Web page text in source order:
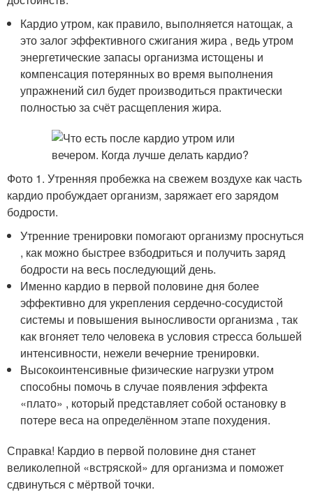
Кардио утром, как правило, выполняется натощак, а
это залог эффективного сжигания жира , ведь утром
энергетические запасы организма истощены и
компенсация потерянных во время выполнения
упражнений сил будет производиться практически
полностью за счёт расщепления жира.
Фото 1. Утренняя пробежка на свежем воздухе как часть
кардио пробуждает организм, заряжает его зарядом
бодрости.
Утренние тренировки помогают организму проснуться
, как можно быстрее взбодриться и получить заряд
бодрости на весь последующий день.
Именно кардио в первой половине дня более
эффективно для укрепления сердечно-сосудистой
системы и повышения выносливости организма , так
как вгоняет тело человека в условия стресса большей
интенсивности, нежели вечерние тренировки.
Высокоинтенсивные физические нагрузки утром
способны помочь в случае появления эффекта
«плато» , который представляет собой остановку в
потере веса на определённом этапе похудения.
Справка! Кардио в первой половине дня станет
великолепной «встряской» для организма и поможет
сдвинуться с мёртвой точки.